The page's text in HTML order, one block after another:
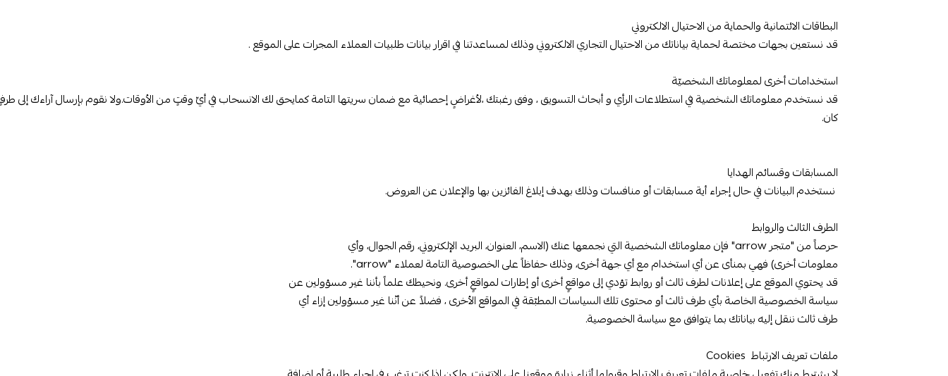
البطاقات الائتمانية والحماية من الاحتيال الالكتروني
قد نستعين بجهات مختصة لحماية بياناتك من الاحتيال التجاري الالكتروني وذلك لمساعدتنا في اقرار بيانات طلبيات العملاء المجرات على الموقع .
استخدامات أخرى لمعلوماتك الشخصيّة
قد نستخدم معلوماتك الشخصية في استطلاعات الرأي و أبحاث التسويق ، وفق رغبتك ،لأغراضٍ إحصائية مع ضمان سريتها التامة كمايحق لك الانسحاب في أيّ وقتٍ من الأوقات.ولا نقوم بإرسال آراءك إلى
كان.
المسابقات وقسائم الهدايا
نستخدم البيانات في حال إجراء أية مسابقات أو منافسات وذلك بهدف إبلاغ الفائزين بها والإعلان عن العروض.
الطرف الثالث والروابط
حرصاً من "متجر arrow" فإن معلوماتك الشخصية التي نجمعها عنك (الاسم، العنوان، البريد الإلكتروني، رقم الجوال، وأي
معلومات أخرى) فهي بمنأى عن أي استخدام مع أي جهة أخرى، وذلك حفاظاً على الخصوصية التامة لعملاء "arrow".
قد يحتوي الموقع على إعلانات لطرف ثالث أو روابط تؤدي إلى مواقعٍ أخرى أو إطارات لمواقعٍ أخرى. ونحيطك علماً بأننا غير مسؤولين عن
سياسة الخصوصية الخاصة بأي طرف ثالث أو محتوى تلك السياسات المطبّقة في المواقع الأخرى ، فضلاً عن أنّنا غير مسؤولين إزاء أي
طرف ثالث ننقل إليه بياناتك بما يتوافق مع سياسة الخصوصية.
ملفات تعريف الارتباط Cookies